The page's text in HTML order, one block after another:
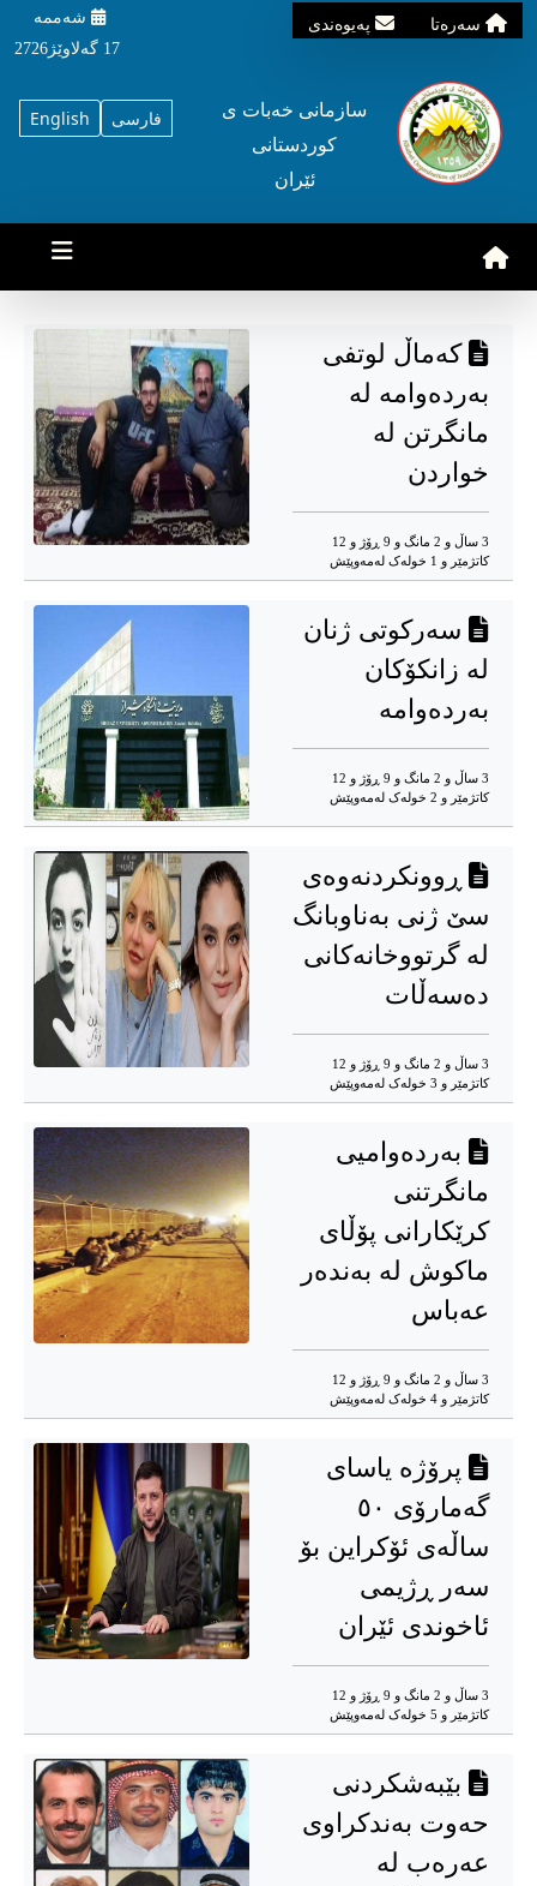
سه‌ره‌تا په‌یوه‌ندی
شه‌ممه‌
17 گه‌لاوێژ2726
English فارسی
سازمانی خه‌بات ی
کوردستانی
ئێران
کەماڵ لوتفی
بەردەوامه لە
مانگرتن لە
خواردن
3 ساڵ و 2 مانگ و 9 ڕۆژ و 12
کاتژمێر و 1 خوله‌ک له‌مه‌وپێش‌
سەرکوتی ژنان
لە زانکۆکان
بەردەوامە
3 ساڵ و 2 مانگ و 9 ڕۆژ و 12
کاتژمێر و 2 خوله‌ک له‌مه‌وپێش‌
ڕوونکردنەوەی
سێ ژنی بەناوبانگ
لە گرتووخانەکانی
دەسەڵات
3 ساڵ و 2 مانگ و 9 ڕۆژ و 12
کاتژمێر و 3 خوله‌ک له‌مه‌وپێش‌
بەردەوامیی
مانگرتنی
کرێکارانی پۆڵای
ماکوش لە بەندەر
عەباس
3 ساڵ و 2 مانگ و 9 ڕۆژ و 12
کاتژمێر و 4 خوله‌ک له‌مه‌وپێش‌
پرۆژە یاسای
ساڵەی ئۆکراین بۆ
سەر ڕژیمی
ئاخوندی ئێران
3 ساڵ و 2 مانگ و 9 ڕۆژ و 12
کاتژمێر و 5 خوله‌ک له‌مه‌وپێش‌
بێبەشکردنی
حەوت بەندکراوی
عەرەب لە